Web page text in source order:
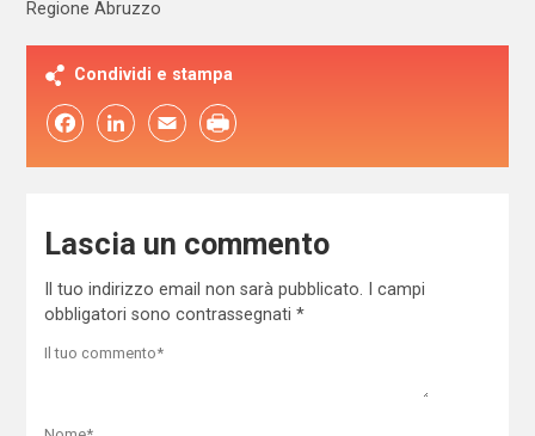
Regione Abruzzo
Condividi e stampa
FacebookLinkedIn Email
Lascia un commento
Il tuo indirizzo email non sarà pubblicato.
I campi
obbligatori sono contrassegnati *